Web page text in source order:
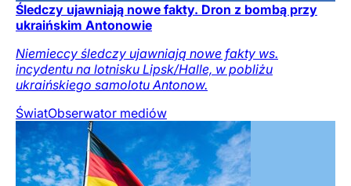
Śledczy ujawniają nowe fakty. Dron z bombą przy
ukraińskim Antonowie
Niemieccy śledczy ujawniają nowe fakty ws.
incydentu na lotnisku Lipsk/Halle, w pobliżu
ukraińskiego samolotu Antonow.
ŚwiatObserwator mediów